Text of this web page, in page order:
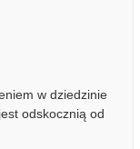
w dziedzinie
odskocznią od